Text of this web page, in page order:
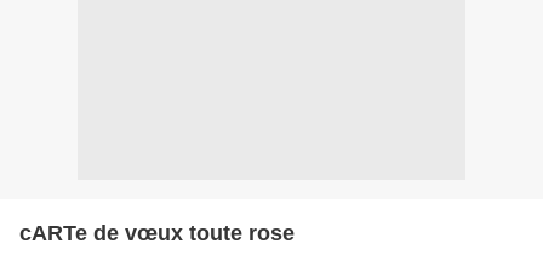
cARTe de vœux toute rose